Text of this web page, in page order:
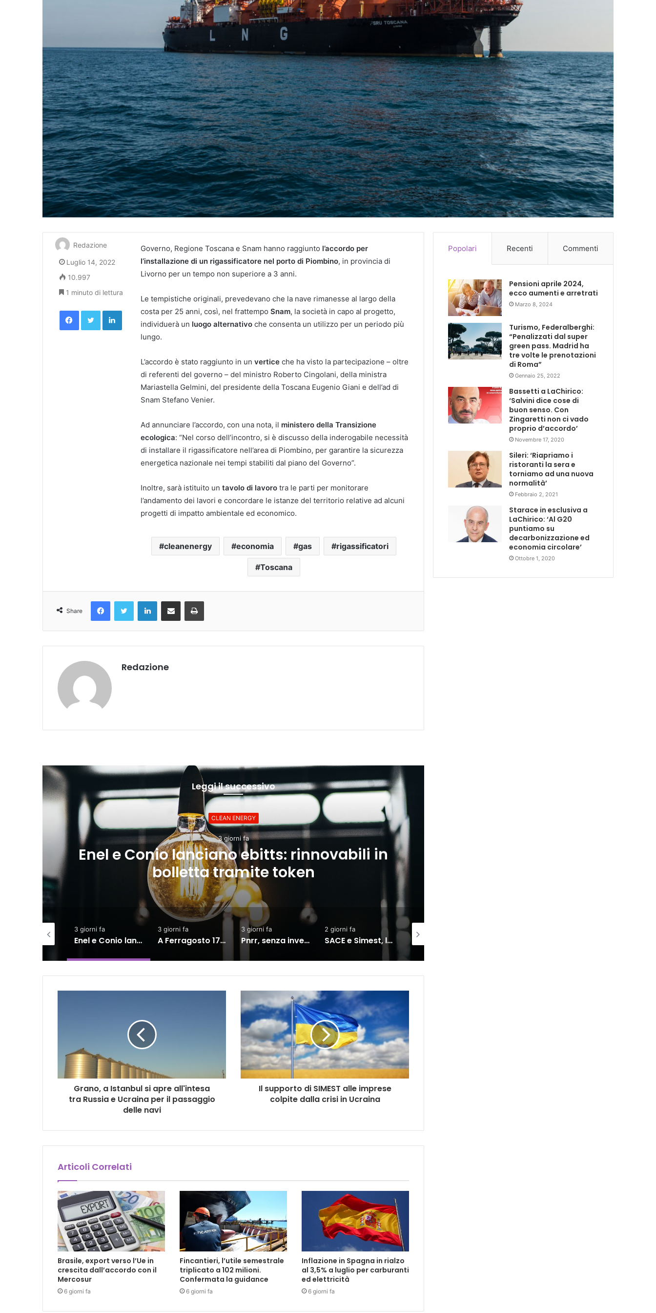
Governo, Regione Toscana e Snam hanno raggiunto l’accordo per
l’installazione di un rigassificatore nel porto di Piombino, in provincia di
Livorno per un tempo non superiore a 3 anni.
Le tempistiche originali, prevedevano che la nave rimanesse al largo della
costa per 25 anni, così, nel frattempo Snam, la società in capo al progetto,
individuerà un luogo alternativo che consenta un utilizzo per un periodo più
lungo.
L’accordo è stato raggiunto in un vertice che ha visto la partecipazione – oltre
di referenti del governo – del ministro Roberto Cingolani, della ministra
Mariastella Gelmini, del presidente della Toscana Eugenio Giani e dell’ad di
Snam Stefano Venier.
Ad annunciare l’accordo, con una nota, il ministero della Transizione
ecologica: “Nel corso dell’incontro, si è discusso della inderogabile necessità
di installare il rigassificatore nell’area di Piombino, per garantire la sicurezza
energetica nazionale nei tempi stabiliti dal piano del Governo”.
Inoltre, sarà istituito un tavolo di lavoro tra le parti per monitorare
l’andamento dei lavori e concordare le istanze del territorio relative ad alcuni
progetti di impatto ambientale ed economico.
cleanenergy economia gas rigassificatori
Toscana
Redazione
Luglio 14, 2022
10.997
1 minuto di lettura
Facebook Twitter LinkedIn
Share
Redazione
Leggi il successivo
CLEAN ENERGY
3 giorni fa
Enel e Conio lanciano ebitts: rinnovabili in
bolletta tramite token
Nel primo trimestre assunzioni nelle Marche solo per il lavoro intermittente
3 giorni fa
Enel e Conio lanciano ebitts: rinnovabili in bolletta tramite token
3 giorni fa
A Ferragosto 17,5 milioni di turisti, spesa diretta superiore a 9 miliardi
3 giorni fa
Pnrr, senza investimenti al Sud nel 2027 la crescita si dimezzerà
2 giorni fa
SACE e Simest, la collaborazione per l’export dà risultati positivi
2 giorni fa
Grano, a Istanbul si apre all'intesa
tra Russia e Ucraina per il passaggio
delle navi
Il supporto di SIMEST alle imprese
colpite dalla crisi in Ucraina
Articoli Correlati
Brasile, export verso l’Ue in
crescita dall’accordo con il
Mercosur
6 giorni fa
Fincantieri, l’utile semestrale
triplicato a 102 milioni.
Confermata la guidance
6 giorni fa
Inflazione in Spagna in rialzo
al 3,5% a luglio per carburanti
ed elettricità
6 giorni fa
Popolari Recenti Commenti
Pensioni aprile 2024,
ecco aumenti e arretrati
Marzo 8, 2024
Turismo, Federalberghi:
“Penalizzati dal super
green pass. Madrid ha
tre volte le prenotazioni
di Roma”
Gennaio 25, 2022
Bassetti a LaChirico:
‘Salvini dice cose di
buon senso. Con
Zingaretti non ci vado
proprio d’accordo’
Novembre 17, 2020
Sileri: ‘Riapriamo i
ristoranti la sera e
torniamo ad una nuova
normalità’
Febbraio 2, 2021
Starace in esclusiva a
LaChirico: ‘Al G20
puntiamo su
decarbonizzazione ed
economia circolare’
Ottobre 1, 2020